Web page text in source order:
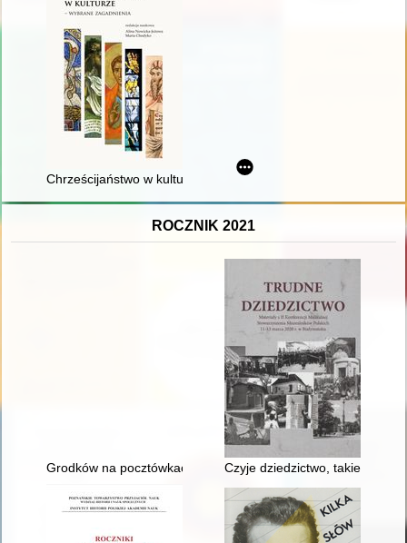
Chrześcijaństwo w kulturze : wybrane zagadnienia
ROCZNIK 2021
Grodków na pocztówkach : ze zbiorów Miejskiej i Gminnej
Czyje dziedzictwo, takie